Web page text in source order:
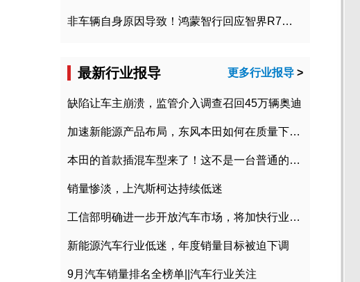
非车辆自身原因导致！鸿蒙智行回应智界R7起火事故
最新行业报导 更多行业报导 >
缺陷让车主崩溃，监管介入调查召回45万辆奥迪
加速新能源产品布局，东风本田如何在质量下转型？
本田的首款插混车型来了！这不是一台普通的CR-V
销量惨淡，上汽斯柯达持续低迷
工信部明确进一步开放汽车市场，将加快行业兼并重组
新能源汽车行业低迷，年度销量目标被迫下调
9月汽车销量排名全榜单||汽车行业关注